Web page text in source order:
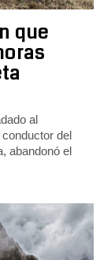
que
al
del
abandonó el